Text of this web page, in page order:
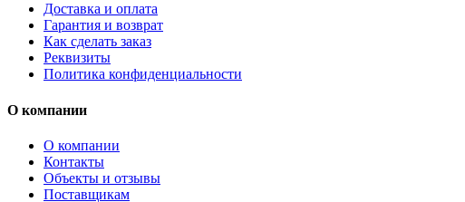
Доставка и оплата
Гарантия и возврат
Как сделать заказ
Реквизиты
Политика конфиденциальности
О компании
О компании
Контакты
Объекты и отзывы
Поставщикам